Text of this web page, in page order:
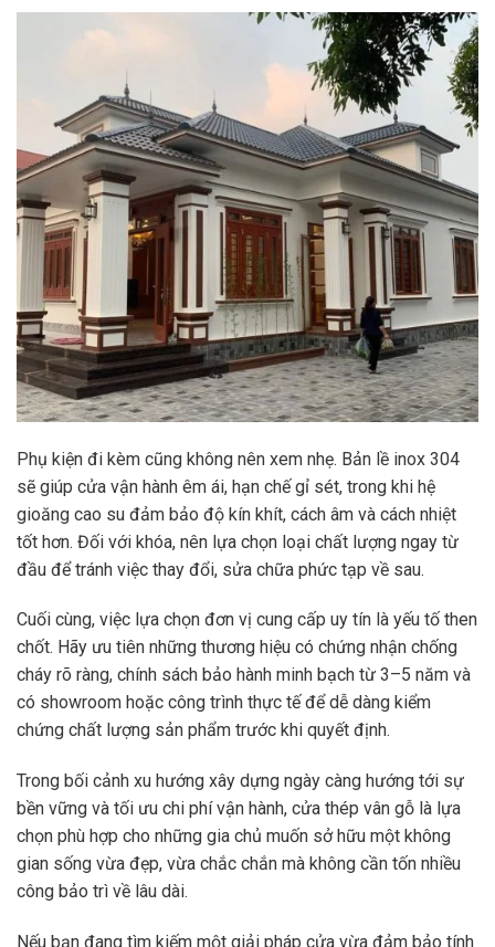
Phụ kiện đi kèm cũng không nên xem nhẹ. Bản lề inox 304
sẽ giúp cửa vận hành êm ái, hạn chế gỉ sét, trong khi hệ
gioăng cao su đảm bảo độ kín khít, cách âm và cách nhiệt
tốt hơn. Đối với khóa, nên lựa chọn loại chất lượng ngay từ
đầu để tránh việc thay đổi, sửa chữa phức tạp về sau.
Cuối cùng, việc lựa chọn đơn vị cung cấp uy tín là yếu tố then
chốt. Hãy ưu tiên những thương hiệu có chứng nhận chống
cháy rõ ràng, chính sách bảo hành minh bạch từ 3–5 năm và
có showroom hoặc công trình thực tế để dễ dàng kiểm
chứng chất lượng sản phẩm trước khi quyết định.
Trong bối cảnh xu hướng xây dựng ngày càng hướng tới sự
bền vững và tối ưu chi phí vận hành, cửa thép vân gỗ là lựa
chọn phù hợp cho những gia chủ muốn sở hữu một không
gian sống vừa đẹp, vừa chắc chắn mà không cần tốn nhiều
công bảo trì về lâu dài.
Nếu bạn đang tìm kiếm một giải pháp cửa vừa đảm bảo tính